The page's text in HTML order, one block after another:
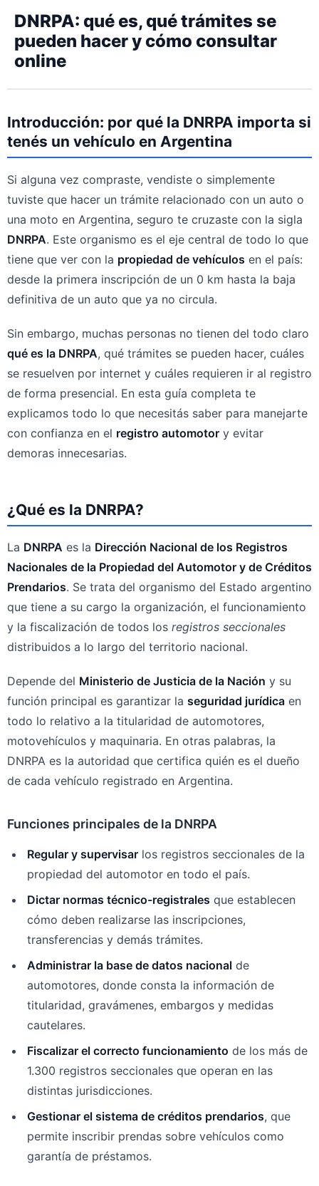
DNRPA: qué es, qué trámites se
pueden hacer y cómo consultar
online
Introducción: por qué la DNRPA importa si
tenés un vehículo en Argentina
Si alguna vez compraste, vendiste o simplemente
tuviste que hacer un trámite relacionado con un auto o
una moto en Argentina, seguro te cruzaste con la sigla
DNRPA. Este organismo es el eje central de todo lo que
tiene que ver con la propiedad de vehículos en el país:
desde la primera inscripción de un 0 km hasta la baja
definitiva de un auto que ya no circula.
Sin embargo, muchas personas no tienen del todo claro
qué es la DNRPA, qué trámites se pueden hacer, cuáles
se resuelven por internet y cuáles requieren ir al registro
de forma presencial. En esta guía completa te
explicamos todo lo que necesitás saber para manejarte
con confianza en el registro automotor y evitar
demoras innecesarias.
¿Qué es la DNRPA?
La DNRPA es la Dirección Nacional de los Registros
Nacionales de la Propiedad del Automotor y de Créditos
Prendarios. Se trata del organismo del Estado argentino
que tiene a su cargo la organización, el funcionamiento
y la fiscalización de todos los registros seccionales
distribuidos a lo largo del territorio nacional.
Depende del Ministerio de Justicia de la Nación y su
función principal es garantizar la seguridad jurídica en
todo lo relativo a la titularidad de automotores,
motovehículos y maquinaria. En otras palabras, la
DNRPA es la autoridad que certifica quién es el dueño
de cada vehículo registrado en Argentina.
Funciones principales de la DNRPA
Regular y supervisar los registros seccionales de la
propiedad del automotor en todo el país.
Dictar normas técnico-registrales que establecen
cómo deben realizarse las inscripciones,
transferencias y demás trámites.
Administrar la base de datos nacional de
automotores, donde consta la información de
titularidad, gravámenes, embargos y medidas
cautelares.
Fiscalizar el correcto funcionamiento de los más de
1.300 registros seccionales que operan en las
distintas jurisdicciones.
Gestionar el sistema de créditos prendarios, que
permite inscribir prendas sobre vehículos como
garantía de préstamos.